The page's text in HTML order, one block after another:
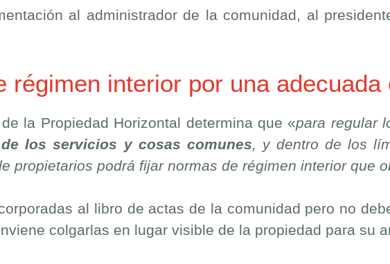
al administrador de la comunidad, al
régimen interior por una
la Propiedad Horizontal determina que «para regular
los servicios y cosas comunes, y dentro de los
propietarios podrá fijar normas de régimen interior que
al libro de actas de la comunidad pero no
colgarlas en lugar visible de la propiedad para su